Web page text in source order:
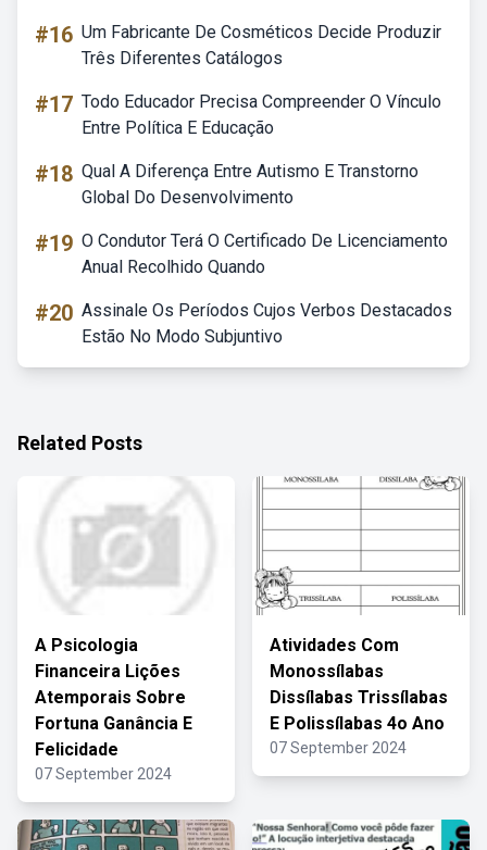
#16 Um Fabricante De Cosméticos Decide Produzir
Três Diferentes Catálogos
#17 Todo Educador Precisa Compreender O Vínculo
Entre Política E Educação
#18 Qual A Diferença Entre Autismo E Transtorno
Global Do Desenvolvimento
#19 O Condutor Terá O Certificado De Licenciamento
Anual Recolhido Quando
#20 Assinale Os Períodos Cujos Verbos Destacados
Estão No Modo Subjuntivo
Related Posts
A Psicologia
Financeira Lições
Atemporais Sobre
Fortuna Ganância E
Felicidade
07 September 2024
Atividades Com
Monossílabas
Dissílabas Trissílabas
E Polissílabas 4o Ano
07 September 2024